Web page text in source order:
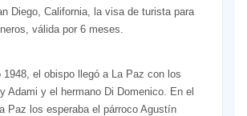
Diego, California, la visa de turista para
válida por 6 meses.
1948, el obispo llegó a La Paz con los
Adami y el hermano Di Domenico. En el
Paz los esperaba el párroco Agustín